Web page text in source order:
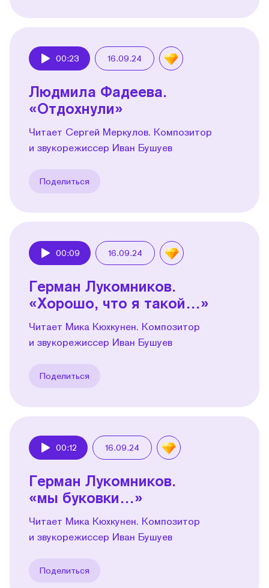
00:23 16.09.24
Людмила Фадеева.
«Отдохнули»
Читает Сергей Меркулов. Композитор
и звукорежиссер Иван Бушуев
Поделиться
00:09 16.09.24
Герман Лукомников.
«Хорошо, что я такой…»
Читает Мика Кюхкунен. Композитор
и звукорежиссер Иван Бушуев
Поделиться
00:12 16.09.24
Герман Лукомников.
«мы буковки…»
Читает Мика Кюхкунен. Композитор
и звукорежиссер Иван Бушуев
Поделиться